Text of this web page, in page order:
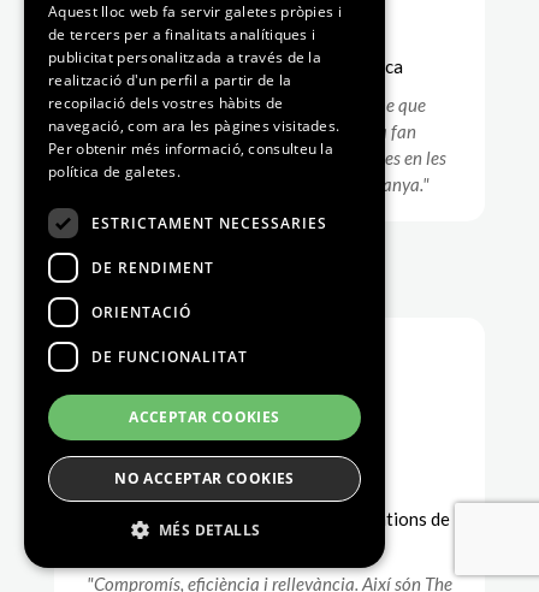
David Boronat
Executive President de Multiplica
"El compromís, la implicació i el ritme que
caracteritzen a The White Rabbit la fan
probablement una de les millors agències en les
quals confiar comunicació i RP a Espanya."
Sofía Padrón
Global Head Marketing & Communications de
"Compromís, eficiència i rellevància. Així són The
CATALAN
Aquest lloc web fa servir galetes pròpies i
de tercers per a finalitats analítiques i
publicitat personalitzada a través de la
realització d'un perfil a partir de la
recopilació dels vostres hàbits de
navegació, com ara les pàgines visitades.
Per obtenir més informació, consulteu la
política de galetes.
ESTRICTAMENT NECESSARIES
DE RENDIMENT
ORIENTACIÓ
DE FUNCIONALITAT
ACCEPTAR COOKIES
NO ACCEPTAR COOKIES
MÉS DETALLS